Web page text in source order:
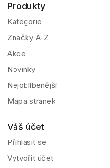
Produkty
Kategorie
Značky A-Z
Akce
Novinky
Nejoblíbenější
Mapa stránek
Váš účet
Přihlásit se
Vytvořit účet